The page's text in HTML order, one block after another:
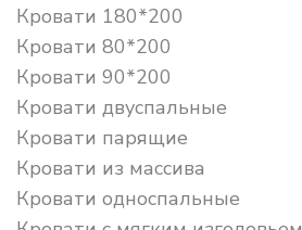
Кровати 180*200
Кровати 80*200
Кровати 90*200
Кровати двуспальные
Кровати парящие
Кровати из массива
Кровати односпальные